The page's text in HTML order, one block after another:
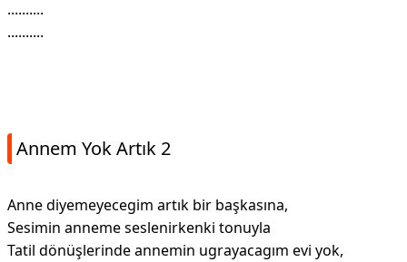
..........
..........
Annem Yok Artık 2
Anne diyemeyecegim artık bir başkasına,
Sesimin anneme seslenirkenki tonuyla
Tatil dönüşlerinde annemin ugrayacagım evi yok,